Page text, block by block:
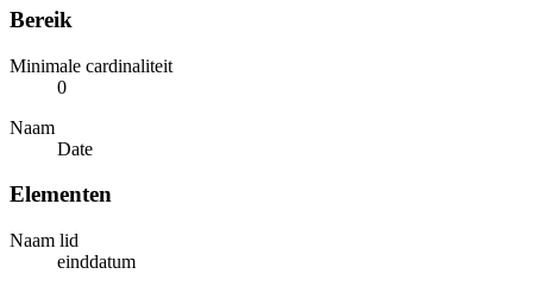
Bereik
Minimale cardinaliteit
0
Naam
Date
Elementen
Naam lid
einddatum